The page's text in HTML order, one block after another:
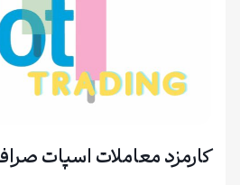
کارمزد معاملات اسپات